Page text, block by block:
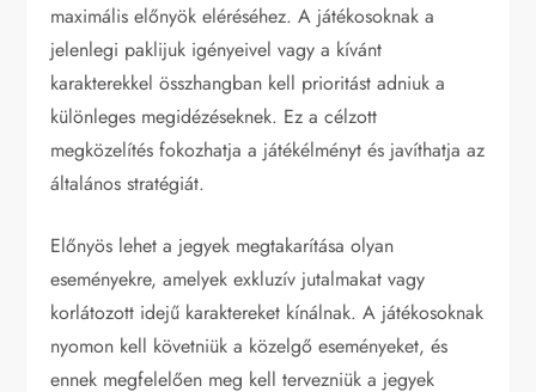
maximális előnyök eléréséhez. A játékosoknak a
jelenlegi paklijuk igényeivel vagy a kívánt
karakterekkel összhangban kell prioritást adniuk a
különleges megidézéseknek. Ez a célzott
megközelítés fokozhatja a játékélményt és javíthatja az
általános stratégiát.
Előnyös lehet a jegyek megtakarítása olyan
eseményekre, amelyek exkluzív jutalmakat vagy
korlátozott idejű karaktereket kínálnak. A játékosoknak
nyomon kell követniük a közelgő eseményeket, és
ennek megfelelően meg kell tervezniük a jegyek